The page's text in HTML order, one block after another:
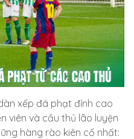
xếp đá phạt đỉnh cao
viên và cầu thủ lão luyện
hàng rào kiên cố nhất: